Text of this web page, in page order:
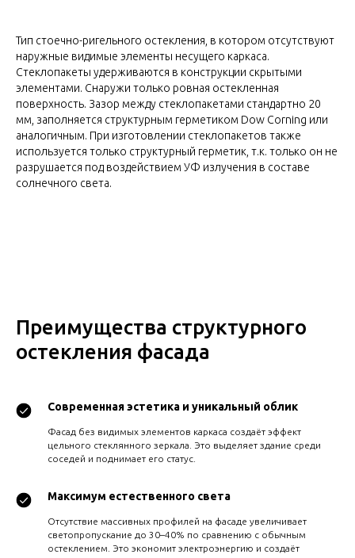
Тип стоечно-ригельного остекления, в котором отсутствуют
наружные видимые элементы несущего каркаса.
Стеклопакеты удерживаются в конструкции скрытыми
элементами. Снаружи только ровная остекленная
поверхность. Зазор между стеклопакетами стандартно 20
мм, заполняется структурным герметиком Dow Corning или
аналогичным. При изготовлении стеклопакетов также
используется только структурный герметик, т.к. только он не
разрушается под воздействием УФ излучения в составе
солнечного света.
Преимущества структурного
остекления фасада
Современная эстетика и уникальный облик
Фасад без видимых элементов каркаса создаёт эффект
цельного стеклянного зеркала. Это выделяет здание среди
соседей и поднимает его статус.
Максимум естественного света
Отсутствие массивных профилей на фасаде увеличивает
светопропускание до 30–40% по сравнению с обычным
остеклением. Это экономит электроэнергию и создаёт